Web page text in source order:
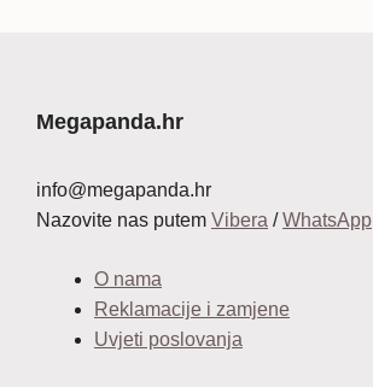
Megapanda.hr
info@megapanda.hr
Nazovite nas putem Vibera /WhatsApp
O nama
Reklamacije i zamjene
Uvjeti poslovanja